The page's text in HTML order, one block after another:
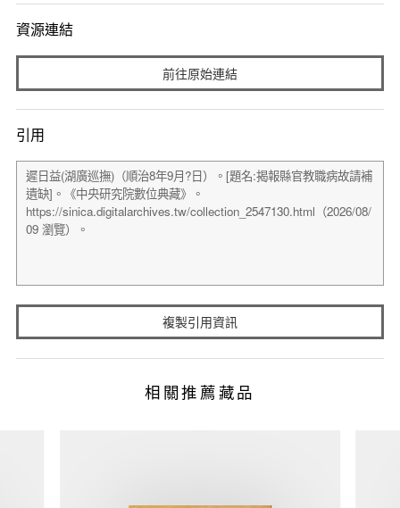
資源連結
前往原始連結
引用
複製引用資訊
相關推薦藏品